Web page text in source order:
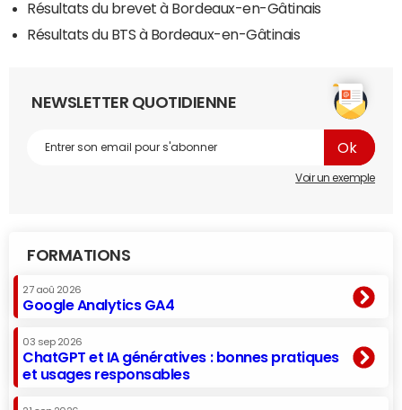
Résultats du brevet à Bordeaux-en-Gâtinais
Résultats du BTS à Bordeaux-en-Gâtinais
NEWSLETTER QUOTIDIENNE
Voir un exemple
FORMATIONS
27 aoû 2026
Google Analytics GA4
03 sep 2026
ChatGPT et IA génératives : bonnes pratiques
et usages responsables